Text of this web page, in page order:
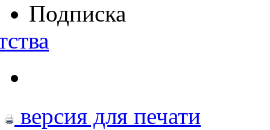
Подписка
версия для печати